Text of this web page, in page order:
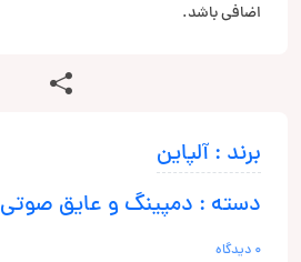
اضافی باشد.
برند : آلپاین
دسته : دمپینگ و عایق صوتی
0 دیدگاه